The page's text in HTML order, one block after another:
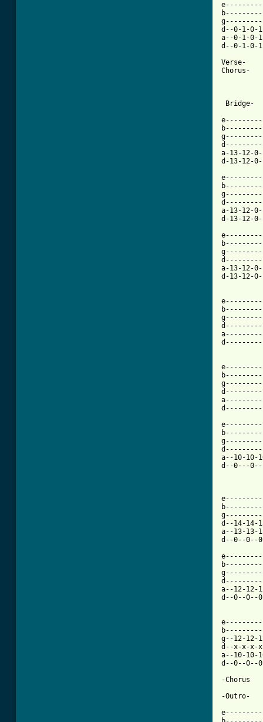
d--0-1-0-
a--0-1-0-
d--0-1-0-
Verse-
Chorus-
a-13-12-
d-13-12-
a-13-12-
d-13-12-
a-13-12-
d-13-12-
a--10-10-
d--0---
d--14-14-
a--13-13-
d--0--0--
a--12-12-
d--0--
g--12-12-
d--x-x-x-
a--10-10-
d--0--0--
-Chorus
-Outro-